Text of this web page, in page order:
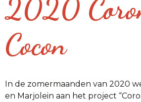
2020
Cocon
In de zomermaanden van 2020
en Marjolein aan het project